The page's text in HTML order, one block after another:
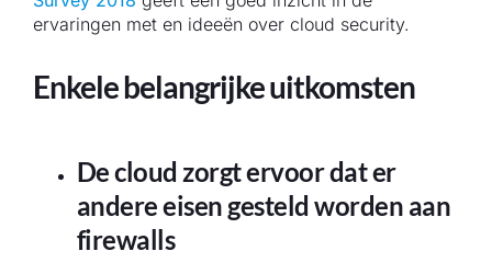
ervaringen met en ideeën over cloud security.
Enkele belangrijke uitkomsten
De cloud zorgt ervoor dat er
andere eisen gesteld worden aan
firewalls